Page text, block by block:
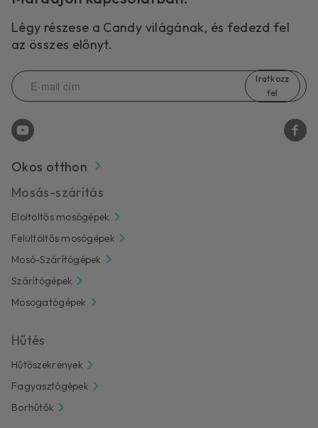
Légy részese a Candy világának, és fedezd fel
az összes előnyt.
Iratkozz
fel
Okos otthon
Mosás-szárítás
Elöltöltős mosógépek
Felültöltős mosógépek
Mosó-Szárítógépek
Szárítógépek
Mosogatógépek
Hűtés
Hűtőszekrények
Fagyasztógépek
Borhűtők